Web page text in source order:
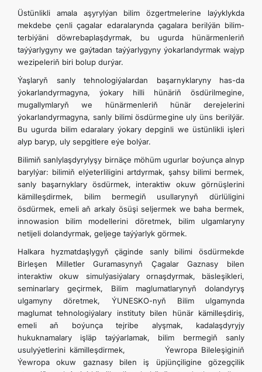
Üstünlikli amala aşyrylýan bilim özgertmelerine laýyklykda
mekdebe çenli çagalar edaralarynda çagalara berilýän bilim-
terbiýäni döwrebaplaşdyrmak, bu ugurda hünärmenleriň
taýýarlygyny we gaýtadan taýýarlygyny ýokarlandyrmak wajyp
wezipeleriň biri bolup durýar.
Ýaşlaryň sanly tehnologiýalardan başarnyklaryny has-da
ýokarlandyrmagyna, ýokary hilli hünäriň ösdürilmegine,
mugallymlaryň we hünärmenleriň hünär derejelerini
ýokarlandyrmagyna, sanly bilimi ösdürmegine uly üns berilýär.
Bu ugurda bilim edaralary ýokary depginli we üstünlikli işleri
alyp baryp, uly sepgitlere eýe bolýar.
Bilimiň sanlylaşdyrylyşy birnäçe möhüm ugurlar boýunça alnyp
barylýar: bilimiň elýeterliligini artdyrmak, şahsy bilimi bermek,
sanly başarnyklary ösdürmek, interaktiw okuw görnüşlerini
kämilleşdirmek, bilim bermegiň usullarynyň dürlüligini
ösdürmek, emeli aň arkaly ösüşi seljermek we baha bermek,
innowasion bilim modellerini döretmek, bilim ulgamlaryny
netijeli dolandyrmak, geljege taýýarlyk görmek.
Halkara hyzmatdaşlygyň çäginde sanly bilimi ösdürmekde
Birleşen Milletler Guramasynyň Çagalar Gaznasy bilen
interaktiw okuw simulýasiýalary ornaşdyrmak, bäsleşikleri,
seminarlary geçirmek, Bilim maglumatlarynyň dolandyryş
ulgamyny döretmek, ÝUNESKO-nyň Bilim ulgamynda
maglumat tehnologiýalary instituty bilen hünär kämilleşdiriş,
emeli aň boýunça tejribe alyşmak, kadalaşdyryjy
hukuknamalary işläp taýýarlamak, bilim bermegiň sanly
usulyýetlerini kämilleşdirmek, Ýewropa Bileleşiginiň
Ýewropa okuw gaznasy bilen iş üpjünçiligine gözegçilik